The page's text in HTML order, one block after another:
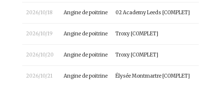
2026/10/18 Angine de poitrine 02 Academy Leeds [COMPLET]
2026/10/19 Angine de poitrine Troxy [COMPLET]
2026/10/20 Angine de poitrine Troxy [COMPLET]
2026/10/21 Angine de poitrine Élysée Montmartre [COMPLET]